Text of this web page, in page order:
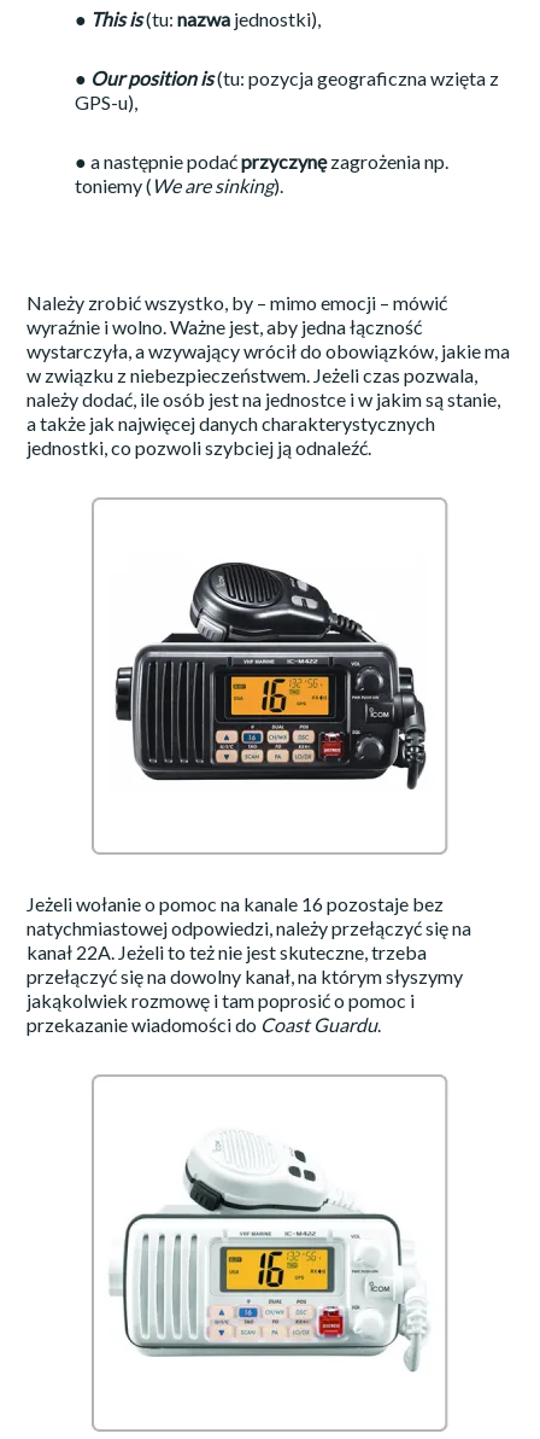
● This is(tu:nazwa jednostki),
● Our position is(tu: pozycja geograficzna wzięta z
GPS-u),
● a następnie podaćprzyczynęzagrożenia np.
toniemy ( We are sinking).
Należy zrobić wszystko, by – mimo emocji – mówić
wyraźnie i wolno. Ważne jest, aby jedna łączność
wystarczyła, a wzywający wrócił do obowiązków, jakie ma
w związku z niebezpieczeństwem. Jeżeli czas pozwala,
należy dodać, ile osób jest na jednostce i w jakim są stanie,
a także jak najwięcej danych charakterystycznych
jednostki, co pozwoli szybciej ją odnaleźć.
Jeżeli wołanie o pomoc na kanale 16 pozostaje bez
natychmiastowej odpowiedzi, należy przełączyć się na
kanał 22A. Jeżeli to też nie jest skuteczne, trzeba
przełączyć się na dowolny kanał, na którym słyszymy
jakąkolwiek rozmowę i tam poprosić o pomoc i
przekazanie wiadomości do Coast Guardu.